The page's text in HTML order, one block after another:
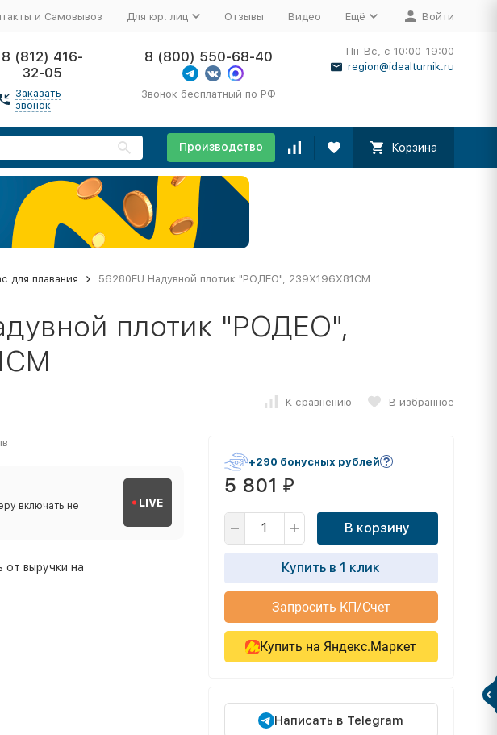
и Самовывоз Для юр. лиц Отзывы Видео Ещё Войти
8 (812) 416-
32-05
Заказать
звонок
8 (800) 550-68-40
Звонок бесплатный по РФ
Пн-Вс, с 10:00-19:00
region@idealturnik.ru
Производство Корзина
для плавания 56280EU Надувной плотик "РОДЕО", 239X196X81СМ
плотик "РОДЕО",
К сравнению В избранное
включать не
LIVE
от выручки на
+290 бонусных рублей
5 801 ₽
В корзину
Купить в 1 клик
Запросить КП/Счет
Купить на Яндекс.Маркет
Написать в Telegram